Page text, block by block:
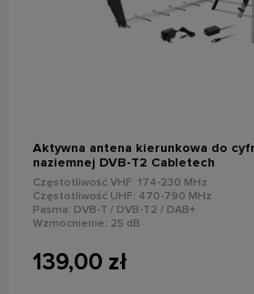
Aktywna antena kierunkowa do
naziemnej DVB-T2 Cabletech
Częstotliwość VHF: 174-230 MHz
Częstotliwość UHF: 470-790 MHz
Pasma: DVB-T / DVB-T2 / DAB+
Wzmocnienie: 25 dB
Kompatybilność ze standardem 4K
139,00 zł